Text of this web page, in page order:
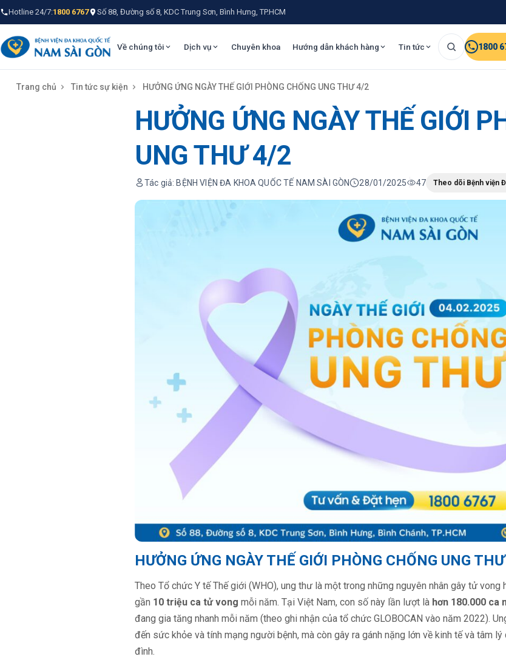
Hotline 24/7:1800 6767 Số 88, Đường số 8, KDC Trung Sơn, Bình Hưng, TP.HCM
Về chúng tôi Dịch vụ Chuyên khoa Hướng dẫn khách hàng Tin tức 1800
Trang chủ Tin tức sự kiện HƯỞNG ỨNG NGÀY THẾ GIỚI PHÒNG CHỐNG UNG THƯ 4/2
HƯỞNG ỨNG NGÀY THẾ GIỚI
UNG THƯ 4/2
Tác giả: BỆNH VIỆN ĐA KHOA QUỐC TẾ NAM SÀI GÒN 28/01/2025 47 Theo dõi Bệnh viện
HƯỞNG ỨNG NGÀY THẾ GIỚI PHÒNG CHỐNG UNG
Theo Tổ chức Y tế Thế giới (WHO), ung thư là một trong những nguyên nhân gây tử vong
gần 10 triệu ca tử vong mỗi năm. Tại Việt Nam, con số này lần lượt là hơn 180.000 ca
đang gia tăng nhanh mỗi năm (theo ghi nhận của tổ chức GLOBOCAN vào năm 2022).
đến sức khỏe và tính mạng người bệnh, mà còn gây ra gánh nặng lớn về kinh tế và tâm
đình.